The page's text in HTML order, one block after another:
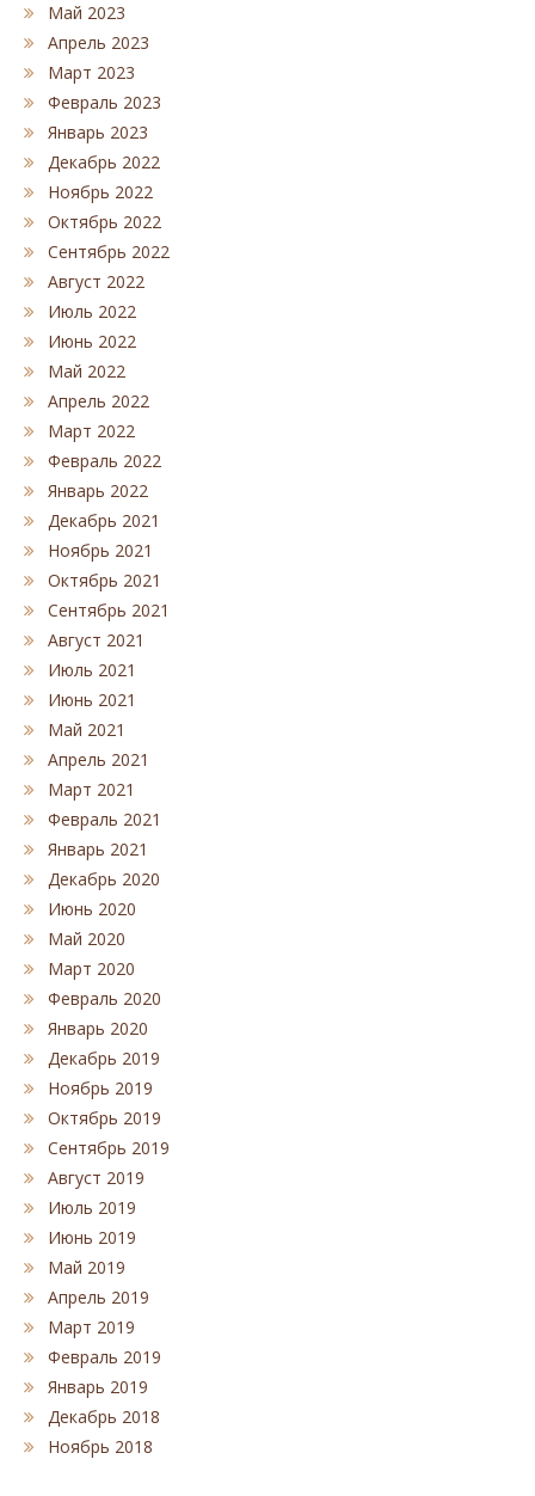
Май 2023
Апрель 2023
Март 2023
Февраль 2023
Январь 2023
Декабрь 2022
Ноябрь 2022
Октябрь 2022
Сентябрь 2022
Август 2022
Июль 2022
Июнь 2022
Май 2022
Апрель 2022
Март 2022
Февраль 2022
Январь 2022
Декабрь 2021
Ноябрь 2021
Октябрь 2021
Сентябрь 2021
Август 2021
Июль 2021
Июнь 2021
Май 2021
Апрель 2021
Март 2021
Февраль 2021
Январь 2021
Декабрь 2020
Июнь 2020
Май 2020
Март 2020
Февраль 2020
Январь 2020
Декабрь 2019
Ноябрь 2019
Октябрь 2019
Сентябрь 2019
Август 2019
Июль 2019
Июнь 2019
Май 2019
Апрель 2019
Март 2019
Февраль 2019
Январь 2019
Декабрь 2018
Ноябрь 2018